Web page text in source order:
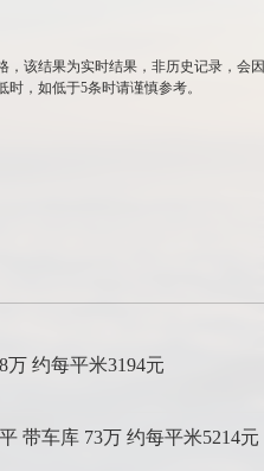
，该结果为实时结果，非历史记录，会
，如低于5条时请谨慎参考。
万 约每平米3194元
带车库 73万 约每平米5214